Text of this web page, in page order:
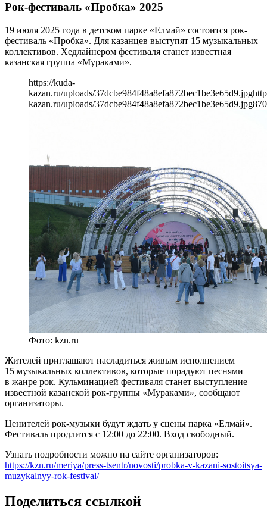
Рок-фестиваль «Пробка» 2025
19 июля 2025 года в детском парке «Елмай» состоится рок-
фестиваль «Пробка». Для казанцев выступят 15 музыкальных
коллективов. Хедлайнером фестиваля станет известная
казанская группа «Мураками».
https://kuda-
kazan.ru/uploads/37dcbe984f48a8efa872bec1be3e65d9.jpg
kazan.ru/uploads/37dcbe984f48a8efa872bec1be3e65d9.jpg870
Фото: kzn.ru
Жителей приглашают насладиться живым исполнением
15 музыкальных коллективов, которые порадуют песнями
в жанре рок. Кульминацией фестиваля станет выступление
известной казанской рок-группы «Мураками», сообщают
организаторы.
Ценителей рок-музыки будут ждать у сцены парка «Елмай».
Фестиваль продлится с 12:00 до 22:00. Вход свободный.
Узнать подробности можно на сайте организаторов:
https://kzn.ru/meriya/press-tsentr/novosti/probka-v-kazani-sostoitsya-
muzykalnyy-rok-festival/
Поделиться ссылкой